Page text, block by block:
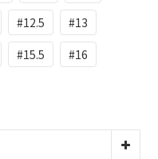
#12.5
#13
#15.5
#16